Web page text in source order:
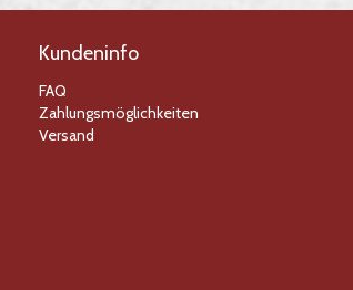
Kundeninfo
FAQ
Zahlungsmöglichkeiten
Versand